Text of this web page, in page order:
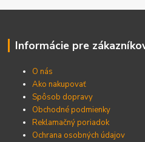
Informácie pre
O nás
Ako nakupovať
Spôsob dopravy
Obchodné podmienky
Reklamačný poriadok
Ochrana osobných údajov